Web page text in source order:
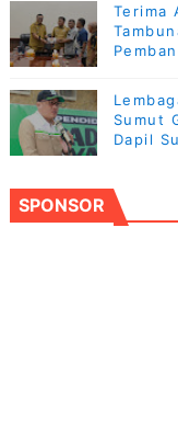
Terima
Sumut
Dapil
SPONSOR